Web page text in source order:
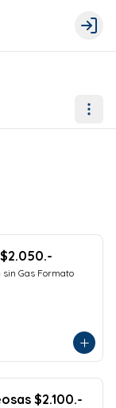
Login
Gas Formato
$2.100.-